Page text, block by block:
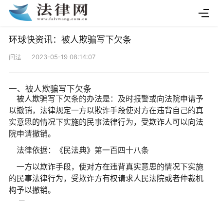
环球快资讯：被人欺骗写下欠条
问法 2023-05-19 08:14:07
一、被人欺骗写下欠条
被人欺骗写下欠条的办法是：及时报警或向法院申请予
以撤销，法律规定一方以欺诈手段使对方在违背自己的真
实意思的情况下实施的民事法律行为，受欺诈人可以向法
院申请撤销。
法律依据：《民法典》第一百四十八条
一方以欺诈手段，使对方在违背真实意思的情况下实施
的民事法律行为，受欺诈方有权请求人民法院或者仲裁机
构予以撤销。